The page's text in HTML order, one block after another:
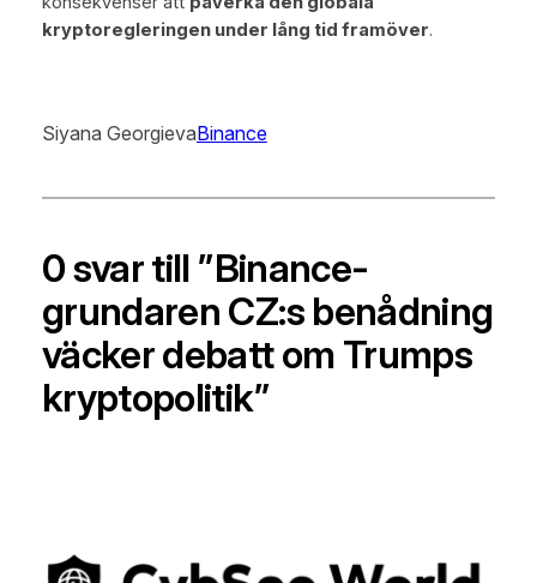
kryptoregleringen under lång tid framöver.
Siyana GeorgievaBinance
0 svar till ”Binance-
grundaren CZ:s benådning
väcker debatt om Trumps
kryptopolitik”